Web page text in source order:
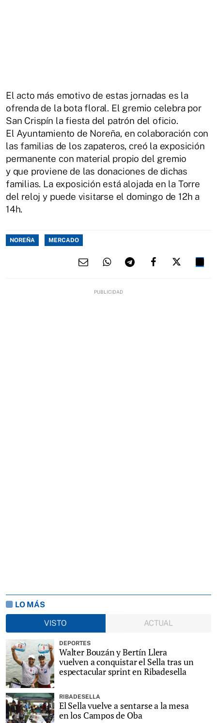
El acto más emotivo de estas jornadas es la
ofrenda de la bota floral. El gremio celebra por
San Crispín la fiesta del patrón del oficio.
El Ayuntamiento de Noreña, en colaboración con
las familias de los zapateros, creó la exposición
permanente con material propio del gremio
y que proviene de las donaciones de dichas
familias. La exposición está alojada en la Torre
del reloj y puede visitarse el domingo de 12h a
14h.
NOREÑA MERCADO
LO MÁS
VISTO
ACTUAL
DEPORTES
Walter Bouzán y Bertín Llera
vuelven a conquistar el Sella tras un
espectacular sprint en Ribadesella
RIBADESELLA
El Sella vuelve a sentarse a la mesa
en los Campos de Oba